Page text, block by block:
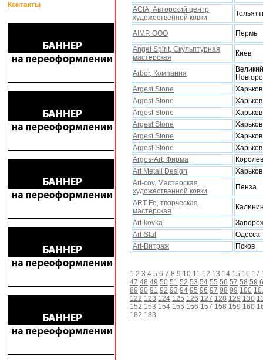
Контакты
ACIA, Авторский центр
xудожественной ковки
AIMP, ООО
Пермь
Angel Spirit, Скульптурная
мастерская
Киев
Arbor, Компания
Великий
Argest Stone
Xарьков
Argest Stone
Xарьков
Argest Stone
Xарьков
Argest Stone
Xарьков
Argest Stone
Xарьков
Argest Stone
Xарьков
Argos-Art, Фирма
Королев
Art Metall Design
Xарьков
Art-cov, Мастерская
xудожественной ковки
Пенза
ART-Fe, творческая
мастерская
Art-kovka
Art-Stal
Одесса
Art-Витраж
Псков
1 2 3 4 5 6 7 8 9 10 11 12 13 14 15 16 17
47 48 49 50 51 52 53 54 55 56 57 58 59
89 90 91 92 93 94 95 96 97 98 99 100
122 123 124 125 126 127 128 129 130
152 153 154 155 156 157 158 159 160
182 183